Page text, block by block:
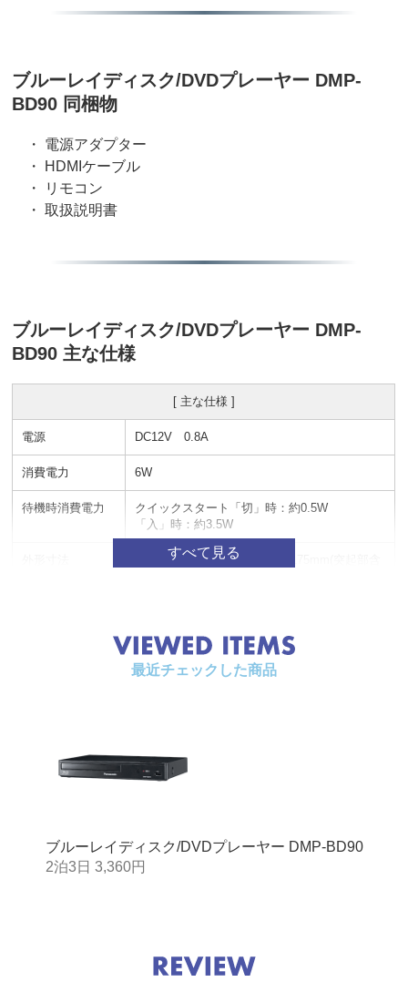
ブルーレイディスク/DVDプレーヤー DMP-
BD90 同梱物
・ 電源アダプター
・ HDMIケーブル
・ リモコン
・ 取扱説明書
ブルーレイディスク/DVDプレーヤー DMP-
BD90 主な仕様
[ 主な仕様 ]
電源 DC12V 0.8A
消費電力 6W
待機時消費電力
クイックスタート「切」時：約0.5W
「入」時：約3.5W
幅245mm×高さ38.5mm×奥行175mm(突起部含
●BD-RE Ver.2.1(片面1層/2層)(＊BD-RE(Ver.1.0)
は非対応)
●BD-R Ver.1.1/1.2/1.3(片面1層/2層)、Ver.1.2LT
●DVD-R DL/+R DL(ファイナライズ済)
●DVD-Video
A、AAC、MKV、ALAC、DSD)
●音楽CD(CD-DAフォーマット)
●CD-R/RW(CD-DA、JPEG、MP3、WAV、FLA
最近チェックした商品
ブルーレイディスク/DVDプレーヤー DMP-BD90
2泊3日 3,360円